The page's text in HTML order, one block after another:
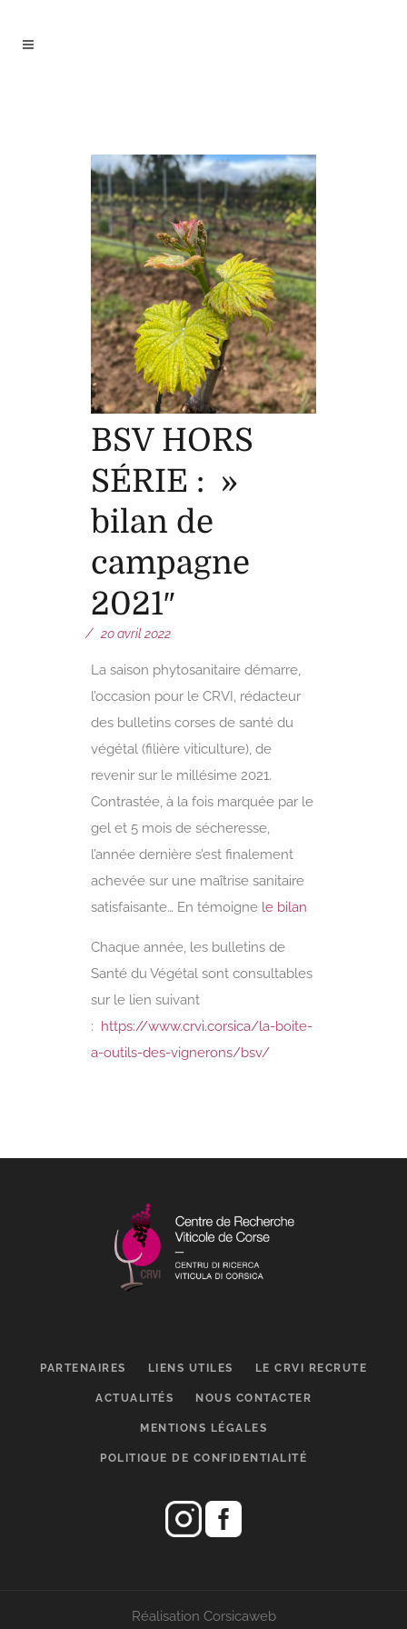
BSV HORS
SÉRIE : »
bilan de
campagne
2021″
20 avril 2022
La saison phytosanitaire démarre,
l’occasion pour le CRVI, rédacteur
des bulletins corses de santé du
végétal (filière viticulture), de
revenir sur le millésime 2021.
Contrastée, à la fois marquée par le
gel et 5 mois de sécheresse,
l’année dernière s’est finalement
achevée sur une maîtrise sanitaire
satisfaisante… En témoigne le bilan
Chaque année, les bulletins de
Santé du Végétal sont consultables
sur le lien suivant
: https://www.crvi.corsica/la-boite-
a-outils-des-vignerons/bsv/
PARTENAIRES LIENS UTILES LE CRVI RECRUTE
ACTUALITÉS NOUS CONTACTER
MENTIONS LÉGALES
POLITIQUE DE CONFIDENTIALITÉ
Réalisation Corsicaweb